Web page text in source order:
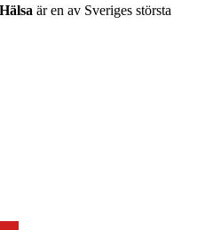
är en av Sveriges största